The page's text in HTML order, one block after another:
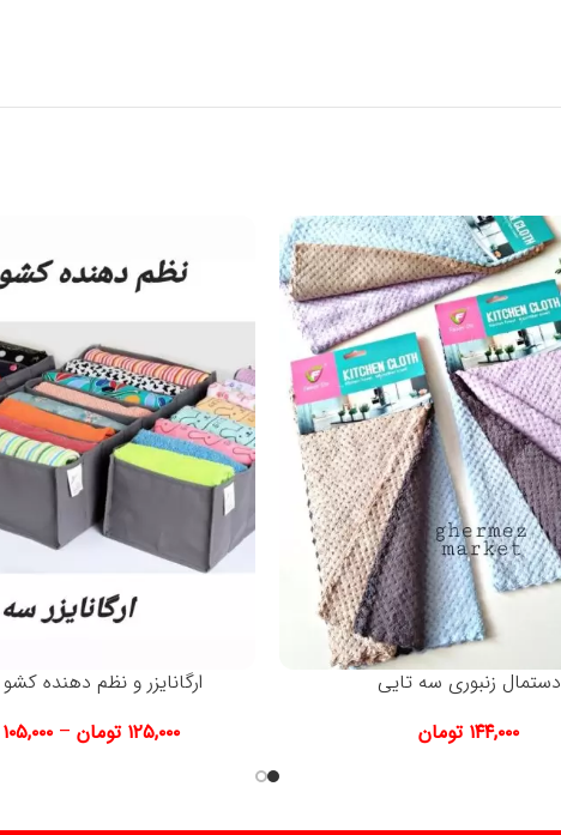
دستمال زنبوری سه تایی
۱۴۴,۰۰۰ تومان
ارگانایزر و نظم دهنده
۱۲۵,۰۰۰ تومان – ۱۰۵,۰۰۰